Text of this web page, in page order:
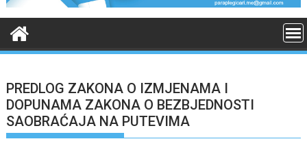
PREDLOG ZAKONA O IZMJENAMA I
DOPUNAMA ZAKONA O BEZBJEDNOSTI
SAOBRAĆAJA NA PUTEVIMA